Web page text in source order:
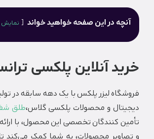
در این صفحه خواهید خواند نمایش محتوا
آنلاین پلکسی
لیزر پلکس با یک دهه سابقه در تولید انواع
و محصولات پلکسی گلاس،طلق شفاف
کنندگان تخصصی این محصول، با ارائه
محصولات، به شما کمک می‌کند تا بهترین